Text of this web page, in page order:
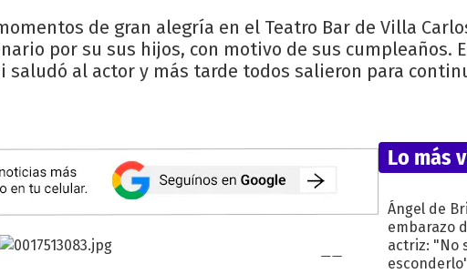
de gran alegría en el Teatro Bar de Villa
por su sus hijos, con motivo de sus cumpleaños.
saludó al actor y más tarde todos salieron para
Lo más
Ángel de
embarazo
actriz: "No